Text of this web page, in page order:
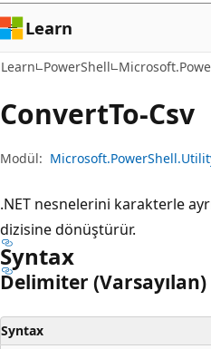
Learn
Learn PowerShell
ConvertTo-Csv
Modül:
.NET nesnelerini karakterle
dizisine dönüştürür.
Syntax
Delimiter (Varsayılan)
Syntax